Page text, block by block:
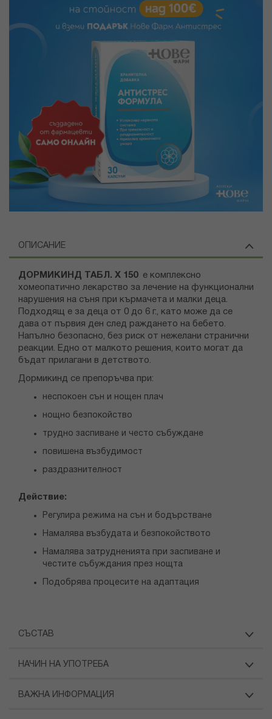
ОПИСАНИЕ
ДОРМИКИНД ТАБЛ. Х 150 е комплексно
хомеопатично лекарство за лечение на функционални
нарушения на съня при кърмачета и малки деца.
Подходящ е за деца от 0 до 6 г., като може да се
дава от първия ден след раждането на бебето.
Напълно безопасно, без риск от нежелани странични
реакции. Едно от малкото решения, които могат да
бъдат прилагани в детството.
Дормикинд се препоръчва при:
неспокоен сън и нощен плач
нощно безпокойство
трудно заспиване и често събуждане
повишена възбудимост
раздразнителност
Действие:
Регулира режима на сън и бодърстване
Намалява възбудата и безпокойството
Намалява затрудненията при заспиване и
честите събуждания през нощта
Подобрява процесите на адаптация
СЪСТАВ
НАЧИН НА УПОТРЕБА
ВАЖНА ИНФОРМАЦИЯ